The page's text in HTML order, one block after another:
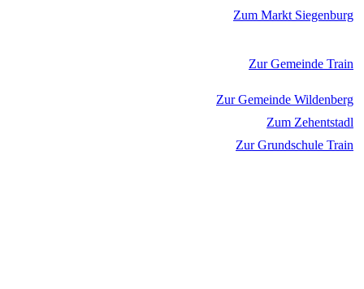
Zum Markt Siegenburg
Zur Gemeinde Train
Zur Gemeinde Wildenberg
Zum Zehentstadl
Zur Grundschule Train